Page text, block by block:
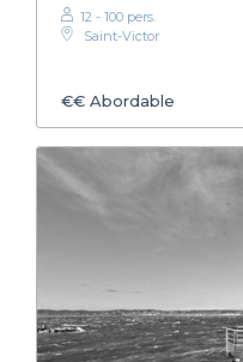
12 - 100 pers.
Saint-Victor
€€ Abordable